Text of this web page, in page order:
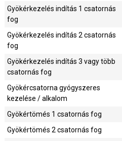
Gyökérkezelés indítás 1 csatornás
fog
Gyökérkezelés indítás 2 csatornás
fog
Gyökérkezelés indítás 3 vagy több
csatornás fog
Gyökércsatorna gyógyszeres
kezelése / alkalom
Gyökértömés 1 csatornás fog
Gyökértömés 2 csatornás fog